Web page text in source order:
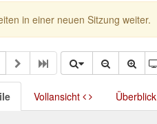
in einer neuen Sitzung weiter.
Vollansicht Überblick